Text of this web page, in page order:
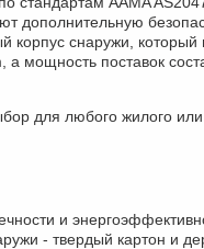
дополнительную
снаружи, который
мощность поставок
для любого жилого
и
- твердый картон и